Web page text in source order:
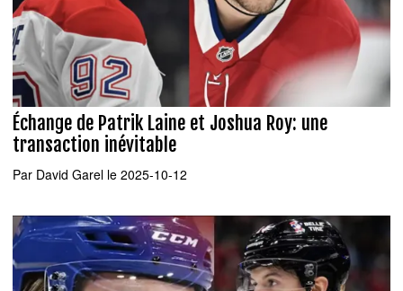
Échange de Patrik Laine et Joshua Roy: une
transaction inévitable
Par David Garel le 2025-10-12